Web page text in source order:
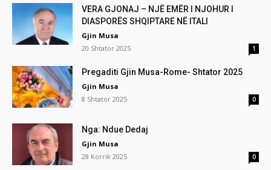
VERA GJONAJ – NJË EMËR I NJOHUR I
DIASPORËS SHQIPTARE NË ITALI
Gjin Musa
20 Shtator 2025
1
Pregaditi Gjin Musa-Rome- Shtator 2025
Gjin Musa
8 Shtator 2025
0
Nga: Ndue Dedaj
Gjin Musa
28 Korrik 2025
0